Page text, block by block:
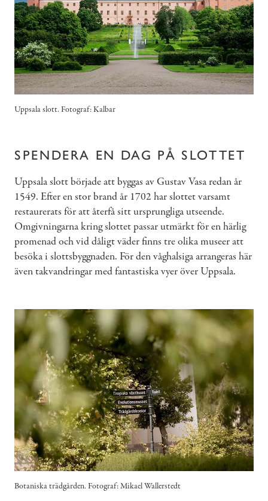
Uppsala slott. Fotograf: Kalbar
SPENDERA EN DAG PÅ SLOTTET
Uppsala slott började att byggas av Gustav Vasa redan år
1549. Efter en stor brand år 1702 har slottet varsamt
restaurerats för att återfå sitt ursprungliga utseende.
Omgivningarna kring slottet passar utmärkt för en härlig
promenad och vid dåligt väder finns tre olika museer att
besöka i slottsbyggnaden. För den våghalsiga arrangeras här
även takvandringar med fantastiska vyer över Uppsala.
Botaniska trädgården. Fotograf: Mikael Wallerstedt